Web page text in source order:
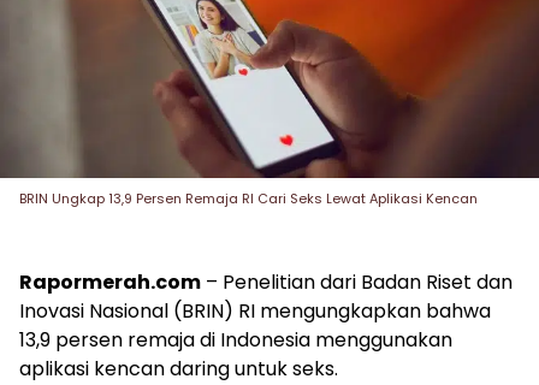
BRIN Ungkap 13,9 Persen Remaja RI Cari Seks Lewat Aplikasi Kencan
Rapormerah.com – Penelitian dari Badan Riset dan
Inovasi Nasional (BRIN) RI mengungkapkan bahwa
13,9 persen remaja di Indonesia menggunakan
aplikasi kencan daring untuk seks.